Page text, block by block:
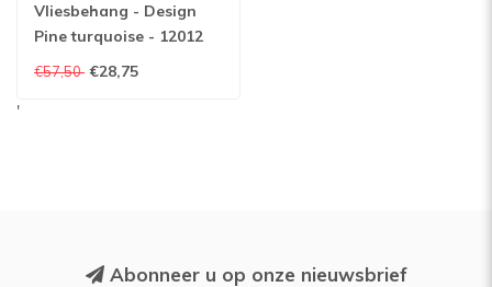
Vliesbehang - Design
Pine turquoise - 12012
€57,50 €28,75
'
Abonneer u op onze nieuwsbrief